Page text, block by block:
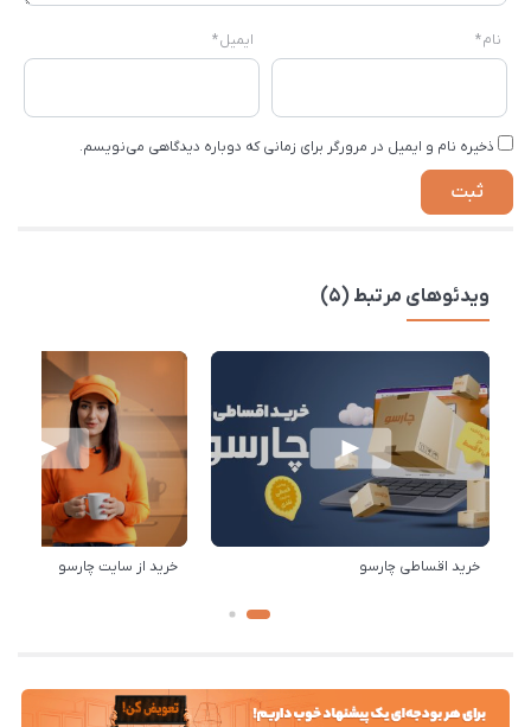
نام* ایمیل*
ذخیره نام و ایمیل در مرورگر برای زمانی که دوباره دیدگاهی می‌نویسم.
ویدئوهای مرتبط (5)
خرید اقساطی چارسو خرید از سایت چارسو